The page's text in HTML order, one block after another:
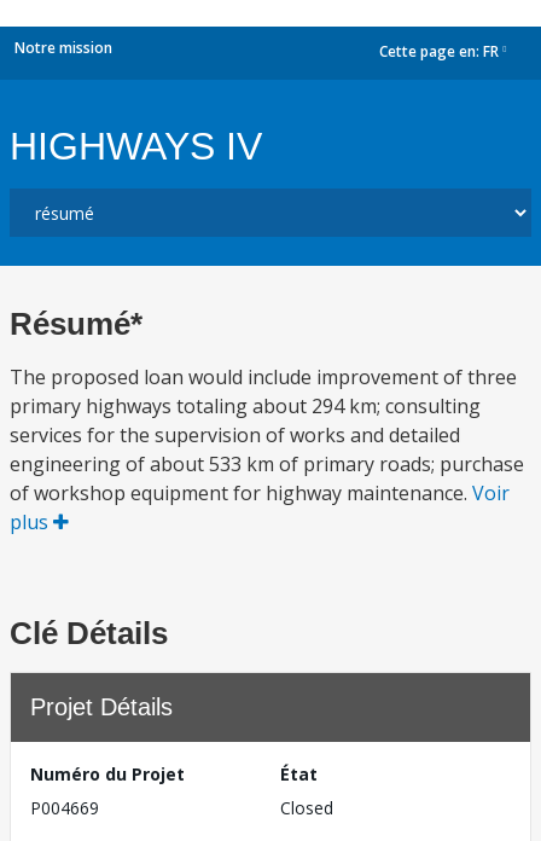
Notre mission Cette page en: FR
HIGHWAYS IV
Résumé*
The proposed loan would include improvement of three
primary highways totaling about 294 km; consulting
services for the supervision of works and detailed
engineering of about 533 km of primary roads; purchase
of workshop equipment for highway maintenance. Voir
plus
Clé Détails
Projet Détails
Numéro du Projet
P004669
État
Closed